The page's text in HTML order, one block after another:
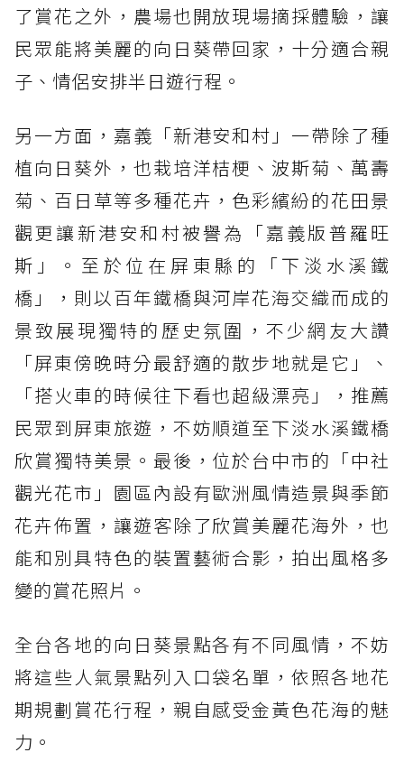
了賞花之外，農場也開放現場摘採體驗，讓
民眾能將美麗的向日葵帶回家，十分適合親
子、情侶安排半日遊行程。
另一方面，嘉義「新港安和村」一帶除了種
植向日葵外，也栽培洋桔梗、波斯菊、萬壽
菊、百日草等多種花卉，色彩繽紛的花田景
觀更讓新港安和村被譽為「嘉義版普羅旺
斯」。至於位在屏東縣的「下淡水溪鐵
橋」，則以百年鐵橋與河岸花海交織而成的
景致展現獨特的歷史氛圍，不少網友大讚
「屏東傍晚時分最舒適的散步地就是它」、
「搭火車的時候往下看也超級漂亮」，推薦
民眾到屏東旅遊，不妨順道至下淡水溪鐵橋
欣賞獨特美景。最後，位於台中市的「中社
觀光花市」園區內設有歐洲風情造景與季節
花卉佈置，讓遊客除了欣賞美麗花海外，也
能和別具特色的裝置藝術合影，拍出風格多
變的賞花照片。
全台各地的向日葵景點各有不同風情，不妨
將這些人氣景點列入口袋名單，依照各地花
期規劃賞花行程，親自感受金黃色花海的魅
力。